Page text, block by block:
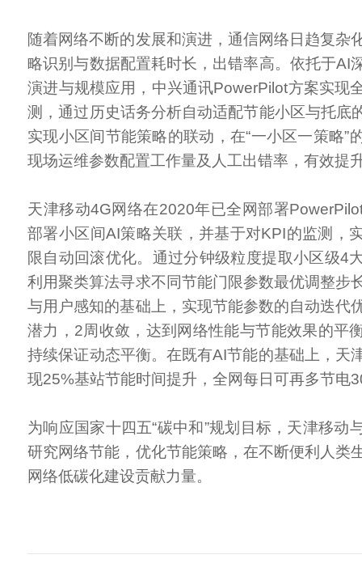
随着网络不断的发展和演进，通信网络日趋复杂
略识别与数据配置耗时长，出错率高。依托于AI
演进与规模应用，中兴通讯PowerPilot方案实现
测，通过历史话务分析自动适配节能小区与托底
实现小区间节能策略的联动，在“一小区一策略”
现场运维参数配置工作量及人工出错率，有效提
天津移动4G网络在2020年已全网部署
部署小区间AI策略关联，并基于对KPI的监测，
限自动回滚优化。通过分钟级粒度提取小区级4
利用聚类算法寻求不同节能门限参数最优调整步
与用户感知的基础上，实现节能参数的自动迭代
潜力，2周收敛，达到网络性能与节能效果的平
持续保证动态平衡。在既有AI节能的基础上，天
现25%基站节能时间提升，全网每日可再多节电
为响应国家十四五“碳中和”规划目标，天津移动
研究网络节能，优化节能策略，在不断便利人类
网络低碳化建设贡献力量。